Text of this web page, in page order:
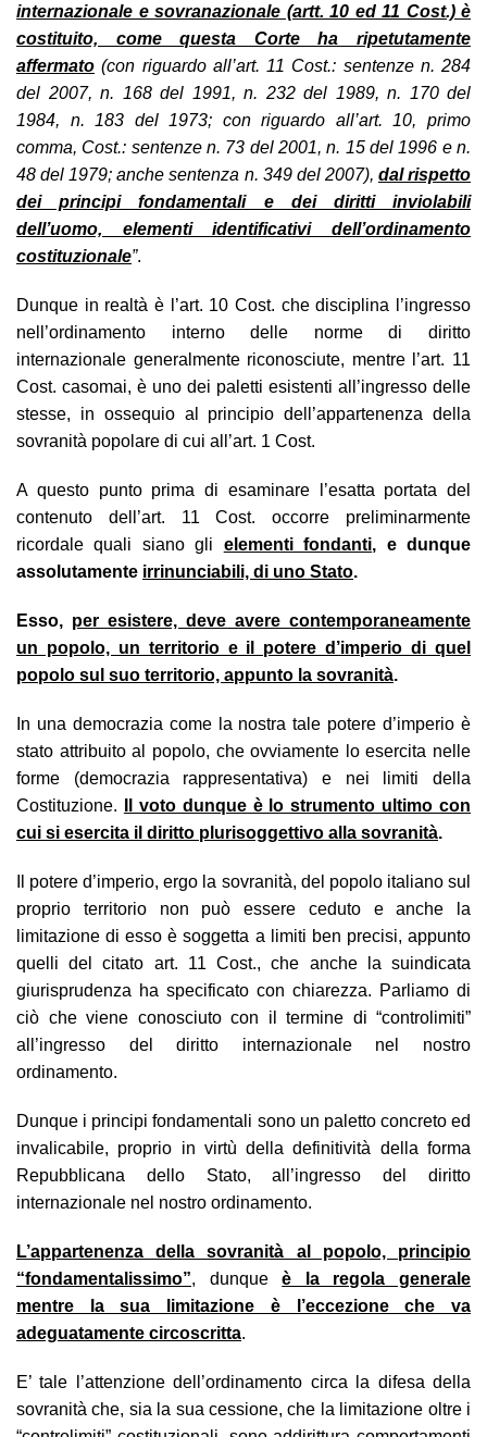
internazionale e sovranazionale (artt. 10 ed 11 Cost.) è
costituito, come questa Corte ha ripetutamente
affermato (con riguardo all’art. 11 Cost.: sentenze n. 284
del 2007, n. 168 del 1991, n. 232 del 1989, n. 170 del
1984, n. 183 del 1973; con riguardo all’art. 10, primo
comma, Cost.: sentenze n. 73 del 2001, n. 15 del 1996 e n.
48 del 1979; anche sentenza n. 349 del 2007), dal rispetto
dei principi fondamentali e dei diritti inviolabili
dell’uomo, elementi identificativi dell’ordinamento
costituzionale”.
Dunque in realtà è l’art. 10 Cost. che disciplina l’ingresso
nell’ordinamento interno delle norme di diritto
internazionale generalmente riconosciute, mentre l’art. 11
Cost. casomai, è uno dei paletti esistenti all’ingresso delle
stesse, in ossequio al principio dell’appartenenza della
sovranità popolare di cui all’art. 1 Cost.
A questo punto prima di esaminare l’esatta portata del
contenuto dell’art. 11 Cost. occorre preliminarmente
ricordale quali siano gli elementi fondanti, e dunque
assolutamente irrinunciabili, di uno Stato.
Esso, per esistere, deve avere contemporaneamente
un popolo, un territorio e il potere d’imperio di quel
popolo sul suo territorio, appunto la sovranità.
In una democrazia come la nostra tale potere d’imperio è
stato attribuito al popolo, che ovviamente lo esercita nelle
forme (democrazia rappresentativa) e nei limiti della
Costituzione.
Il voto dunque è lo strumento ultimo con
cui si esercita il diritto plurisoggettivo alla sovranità.
Il potere d’imperio, ergo la sovranità, del popolo italiano sul
proprio territorio non può essere ceduto e anche la
limitazione di esso è soggetta a limiti ben precisi, appunto
quelli del citato art. 11 Cost., che anche la suindicata
giurisprudenza ha specificato con chiarezza. Parliamo di
ciò che viene conosciuto con il termine di “controlimiti”
all’ingresso del diritto internazionale nel nostro
ordinamento.
Dunque i principi fondamentali sono un paletto concreto ed
invalicabile, proprio in virtù della definitività della forma
Repubblicana dello Stato, all’ingresso del diritto
internazionale nel nostro ordinamento.
L’appartenenza della sovranità al popolo, principio
“fondamentalissimo”, dunqueè la regola generale
mentre la sua limitazione è l’eccezione che va
adeguatamente circoscritta.
E’ tale l’attenzione dell’ordinamento circa la difesa della
sovranità che, sia la sua cessione, che la limitazione oltre i